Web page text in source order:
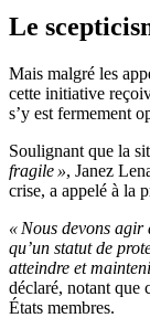
Le
Mais malgré les
cette initiative
s’y est fermement
Soulignant que la
fragile », Janez
crise, a appelé à la
« Nous devons agir
qu’un statut de
atteindre et
déclaré, notant que
États membres.